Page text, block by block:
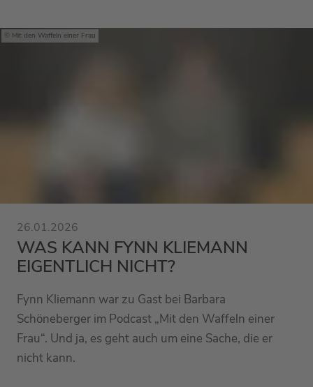
Mit den Waffeln einer Frau
26.01.2026
WAS KANN FYNN KLIEMANN
EIGENTLICH NICHT?
Fynn Kliemann war zu Gast bei Barbara
Schöneberger im Podcast „Mit den Waffeln einer
Frau“. Und ja, es geht auch um eine Sache, die er
nicht kann.